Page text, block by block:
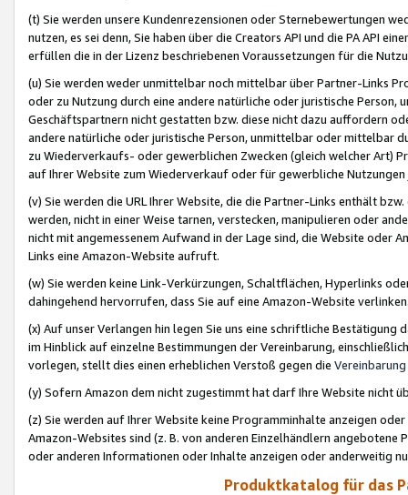
(t) Sie werden unsere Kundenrezensionen oder Sternebewertungen
nutzen, es sei denn, Sie haben über die Creators API und die PA API
erfüllen die in der Lizenz beschriebenen Voraussetzungen für die
(u) Sie werden weder unmittelbar noch mittelbar über Partner-Links
oder zu Nutzung durch eine andere natürliche oder juristische
Geschäftspartnern nicht gestatten bzw. diese nicht dazu auffordern
andere natürliche oder juristische Person, unmittelbar oder mittelbar
zu Wiederverkaufs- oder gewerblichen Zwecken (gleich welcher Art)
auf Ihrer Website zum Wiederverkauf oder für gewerbliche
(v) Sie werden die URL Ihrer Website, die die Partner-Links enthält
werden, nicht in einer Weise tarnen, verstecken, manipulieren oder
nicht mit angemessenem Aufwand in der Lage sind, die Website oder
Links eine Amazon-Website aufruft.
(w) Sie werden keine Link-Verkürzungen, Schaltflächen, Hyperlinks
dahingehend hervorrufen, dass Sie auf eine Amazon-Website
(x) Auf unser Verlangen hin legen Sie uns eine schriftliche
im Hinblick auf einzelne Bestimmungen der Vereinbarung,
vorlegen, stellt dies einen erheblichen Verstoß gegen die Vereinbarung
(y) Sofern Amazon dem nicht zugestimmt hat darf Ihre Website nicht
(z) Sie werden auf Ihrer Website keine Programminhalte anzeigen
Amazon-Websites sind (z. B. von anderen Einzelhändlern
oder anderen Informationen oder Inhalte anzeigen oder anderweitig
Produktkatalog für das